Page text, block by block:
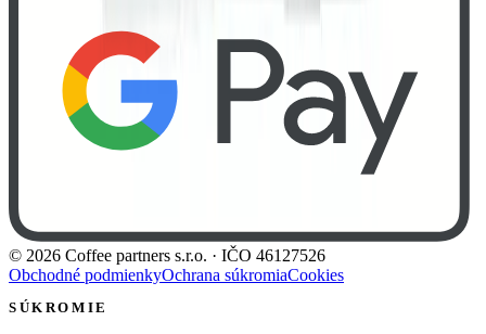
© 2026 Coffee partners s.r.o. · IČO 46127526
Obchodné podmienkyOchrana súkromiaCookies
SÚKROMIE